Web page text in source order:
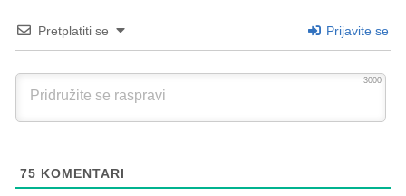
Pretplatiti se Prijavite se
3000
75 KOMENTARI